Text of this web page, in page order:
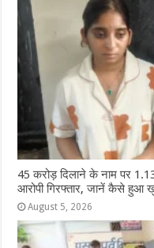
45 करोड़ दिलाने के नाम पर
आरोपी गिरफ्तार, जानें कैसे हुआ
August 5, 2026